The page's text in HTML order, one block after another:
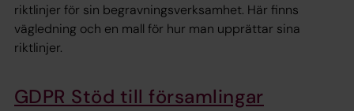
riktlinjer för sin begravningsverksamhet. Här finns
vägledning och en mall för hur man upprättar sina
riktlinjer.
GDPR Stöd till församlingar